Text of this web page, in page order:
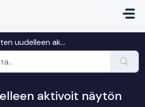
uudelleen aktivoit näytön
aktivoit näytön